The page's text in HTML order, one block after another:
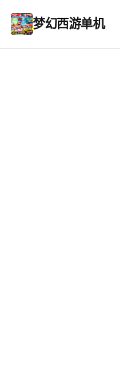
梦幻西游单机